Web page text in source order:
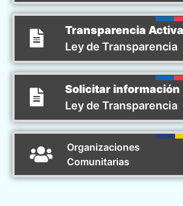
Transparencia Activa
Ley de Transparencia
Solicitar información
Ley de Transparencia
Organizaciones
Comunitarias